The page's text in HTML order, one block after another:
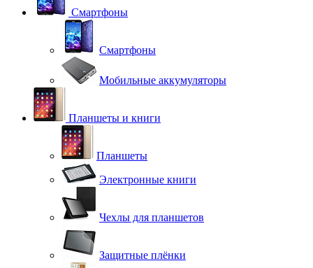
Смартфоны
Смартфоны
Мобильные аккумуляторы
Планшеты и книги
Планшеты
Электронные книги
Чехлы для планшетов
Защитные плёнки